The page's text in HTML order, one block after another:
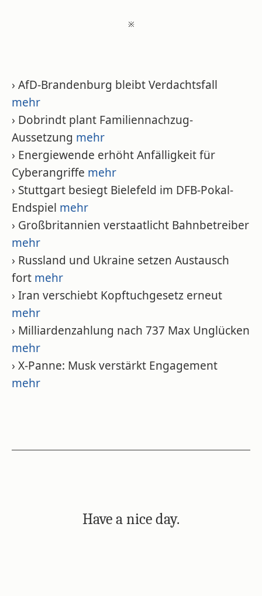
※
› AfD-Brandenburg bleibt Verdachtsfall
mehr
› Dobrindt plant Familiennachzug-
Aussetzung mehr
› Energiewende erhöht Anfälligkeit für
Cyberangriffe mehr
› Stuttgart besiegt Bielefeld im DFB-Pokal-
Endspiel mehr
› Großbritannien verstaatlicht Bahnbetreiber
mehr
› Russland und Ukraine setzen Austausch
fort mehr
› Iran verschiebt Kopftuchgesetz erneut
mehr
› Milliardenzahlung nach 737 Max Unglücken
mehr
› X-Panne: Musk verstärkt Engagement
mehr
Have a nice day.